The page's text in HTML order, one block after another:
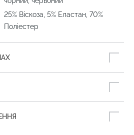
25% Віскоза, 5% Еластан, 70%
Поліестер